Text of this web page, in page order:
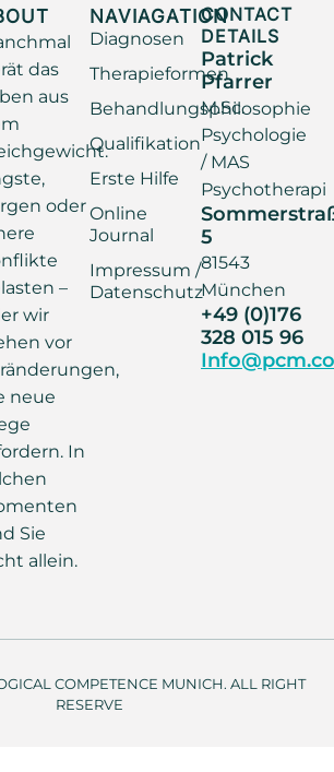
das
aus
oder
–
wir
vor
neue
In
Sie
allein.
NAVIAGATION
Diagnosen
Therapieformen
Behandlungsphilosophie
Qualifikation
Erste Hilfe
Online
Journal
Impressum /
Datenschutz
CONTACT
DETAILS
Patrick
Pfarrer
M.Sc.
Psychologie
/ MAS
Psychotherapi
5
81543
München
+49 (0)176
328 015 96
COMPETENCE MUNICH. ALL RIGHT
RESERVE